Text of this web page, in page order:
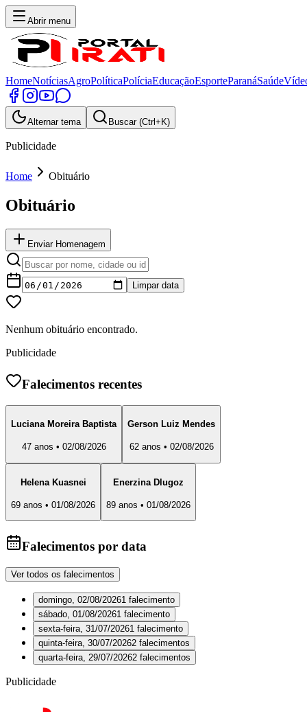
Abrir menu
HomeNotíciasAgroPolíticaPolíciaEducaçãoEsporteParanáSaúde
Alternar tema Buscar (Ctrl+K)
Publicidade
Home Obituário
Obituário
Enviar Homenagem
Limpar data
Nenhum obituário encontrado.
Publicidade
Falecimentos recentes
Luciana Moreira Baptista
47 anos • 02/08/2026
Gerson Luiz Mendes
62 anos • 02/08/2026
Helena Kuasnei
69 anos • 01/08/2026
Enerzina Dlugoz
89 anos • 01/08/2026
Falecimentos por data
Ver todos os falecimentos
domingo, 02/08/20261 falecimento
sábado, 01/08/20261 falecimento
sexta-feira, 31/07/20261 falecimento
quinta-feira, 30/07/20262 falecimentos
quarta-feira, 29/07/20262 falecimentos
Publicidade